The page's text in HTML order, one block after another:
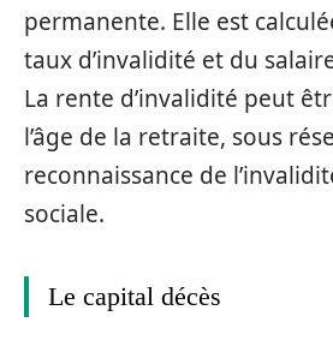
permanente. Elle est
taux d’invalidité et du
La rente d’invalidité peut
l’âge de la retraite, sous
reconnaissance de
sociale.
Le capital décès